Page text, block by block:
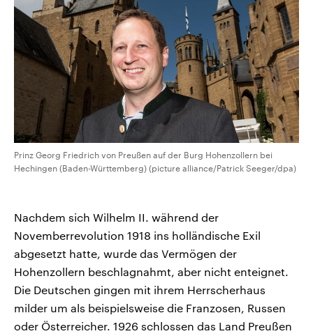
Prinz Georg Friedrich von Preußen auf der Burg Hohenzollern bei
Hechingen (Baden-Württemberg) (picture alliance/Patrick Seeger/dpa)
Nachdem sich Wilhelm II. während der
Novemberrevolution 1918 ins holländische Exil
abgesetzt hatte, wurde das Vermögen der
Hohenzollern beschlagnahmt, aber nicht enteignet.
Die Deutschen gingen mit ihrem Herrscherhaus
milder um als beispielsweise die Franzosen, Russen
oder Österreicher. 1926 schlossen das Land Preußen